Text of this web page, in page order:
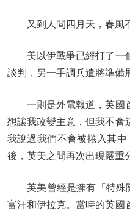
又到人間四月天，春風不
美以伊戰爭已經打了一個
談判，另一手調兵遣將準備
一則是外電報道，英國首
想讓我改變主意，但我不會
我說過我們不會被捲入其
後，英美之間再次出現嚴重
英美曾經是擁有「特殊關
富汗和伊拉克。當時的英國